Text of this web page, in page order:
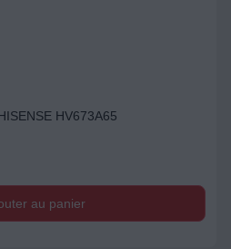
HV673A65
au panier